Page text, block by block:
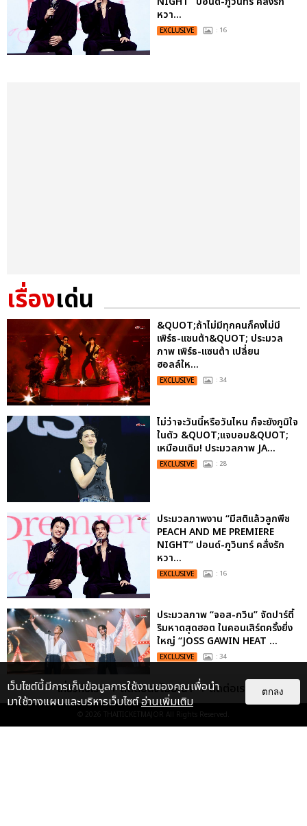
หวา...
EXCLUSIVE : 16
เรื่องเด่น
&QUOT;ถ้าไม่มีทุกคนก็คงไม่มี
เพิร์ธ-แซนต้า&QUOT; ประมวล
ภาพ เพิร์ธ-แซนต้า เปลี่ยน
ฮอลล์ให...
EXCLUSIVE : 34
ไม่ว่าจะวันนี้หรือวันไหน ก็จะยังภูมิใจ
ในตัว &QUOT;แจบอม&QUOT;
เหมือนเดิม! ประมวลภาพ JA...
EXCLUSIVE : 28
ประมวลภาพงาน “มีสติแล้วลูกพีช
PEACH AND ME PREMIERE
NIGHT” ปอนด์-ภูวินทร์ คลั่งรัก
หวา...
EXCLUSIVE : 16
ประมวลภาพ “จอส-กวิน” จัดปาร์ตี้
ริมหาดสุดฮอต ในคอนเสิร์ตครั้งยิ่ง
ใหญ่ “JOSS GAWIN HEAT ...
EXCLUSIVE : 34
“ช่วงเวลาที่ไม่ได้เจอกันพิสูจน์แล้วว่า
รักแท้จะไม่มีวันจางหาย” ประมวล
เกี่ยวกับเรา ติดต่อลงโฆษณา ติดต่อเรา
© 2026 THAITICKETMAJOR All Rights Reserved.
เว็บไซต์นี้มีการเก็บข้อมูลการใช้งานของคุณเพื่อนำ
มาใช้วางแผนและบริหารเว็บไซต์อ่านเพิ่มเติม
ตกลง